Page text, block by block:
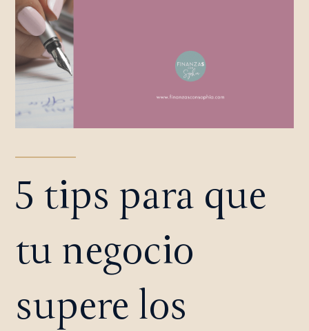
5 tips para que
tu negocio
supere los